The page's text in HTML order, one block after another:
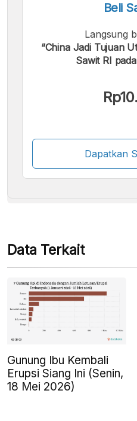
Beli
Langsung
“China Jadi Tujuan
Sawit RI
Dapatkan
Beberapa metode
Data Terkait
Gunung Ibu Kembali
Erupsi Siang Ini (Senin,
18 Mei 2026)